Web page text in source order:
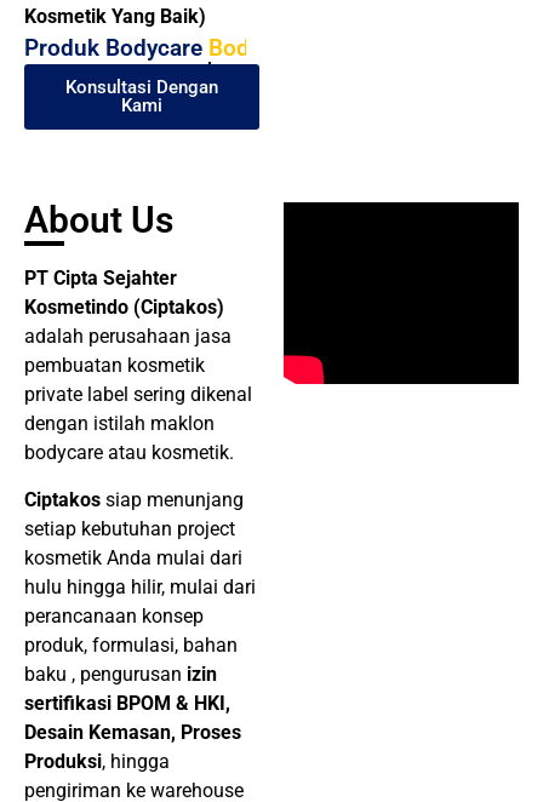
Kosmetik Yang Baik)
Produk Bodycare
Body Oil
About Us
PT Cipta Sejahter
Kosmetindo (Ciptakos)
adalah perusahaan jasa
pembuatan kosmetik
private label sering dikenal
dengan istilah maklon
bodycare atau kosmetik.
Ciptakossiap menunjang
setiap kebutuhan project
kosmetik Anda mulai dari
hulu hingga hilir, mulai dari
perancanaan konsep
produk, formulasi, bahan
baku , pengurusanizin
sertifikasi BPOM & HKI,
Desain Kemasan, Proses
Produksi, hingga